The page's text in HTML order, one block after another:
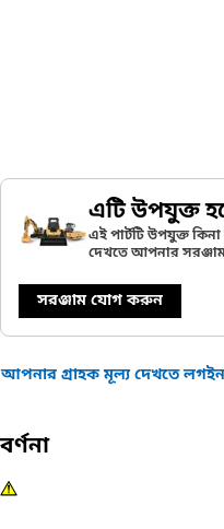
এটি উপযুক্ত
এই পার্টটি উপযুক্ত
দেখতে আপনার
সরঞ্জাম যোগ করুন
আপনার গ্রাহক মূল্য দেখতে
বর্ণনা